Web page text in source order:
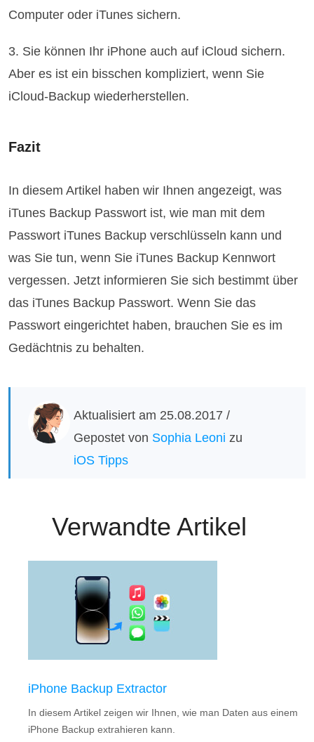
Computer oder iTunes sichern.
3. Sie können Ihr iPhone auch auf iCloud sichern.
Aber es ist ein bisschen kompliziert, wenn Sie
iCloud-Backup wiederherstellen.
Fazit
In diesem Artikel haben wir Ihnen angezeigt, was
iTunes Backup Passwort ist, wie man mit dem
Passwort iTunes Backup verschlüsseln kann und
was Sie tun, wenn Sie iTunes Backup Kennwort
vergessen. Jetzt informieren Sie sich bestimmt über
das iTunes Backup Passwort. Wenn Sie das
Passwort eingerichtet haben, brauchen Sie es im
Gedächtnis zu behalten.
Aktualisiert am 25.08.2017 /
Gepostet von Sophia Leoni zu
iOS Tipps
Verwandte Artikel
iPhone Backup Extractor
In diesem Artikel zeigen wir Ihnen, wie man Daten aus einem
iPhone Backup extrahieren kann.